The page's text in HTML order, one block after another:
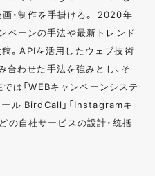
・制作を手掛ける。 2020年
ペーンの手法や最新トレンド
。APIを活用したウェブ技術
合わせた手法を強みとし、そ
は「WEBキャンペーンシステ
ル BirdCall」「Instagramキ
の自社サービスの設計・統括